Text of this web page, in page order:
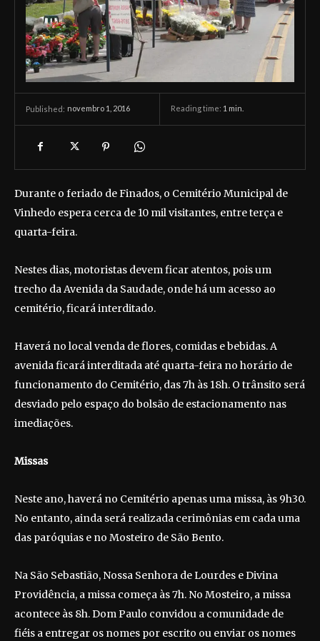
Published: novembro 1, 2016 Reading time: 1 min.
Durante o feriado de Finados, o Cemitério Municipal de
Vinhedo espera cerca de 10 mil visitantes, entre terça e
quarta-feira.
Nestes dias, motoristas devem ficar atentos, pois um
trecho da Avenida da Saudade, onde há um acesso ao
cemitério, ficará interditado.
Haverá no local venda de flores, comidas e bebidas. A
avenida ficará interditada até quarta-feira no horário de
funcionamento do Cemitério, das 7h às 18h. O trânsito será
desviado pelo espaço do bolsão de estacionamento nas
imediações.
Missas
Neste ano, haverá no Cemitério apenas uma missa, às 9h30.
No entanto, ainda será realizada cerimônias em cada uma
das paróquias e no Mosteiro de São Bento.
Na São Sebastião, Nossa Senhora de Lourdes e Divina
Providência, a missa começa às 7h. No Mosteiro, a missa
acontece às 8h. Dom Paulo convidou a comunidade de
fiéis a entregar os nomes por escrito ou enviar os nomes